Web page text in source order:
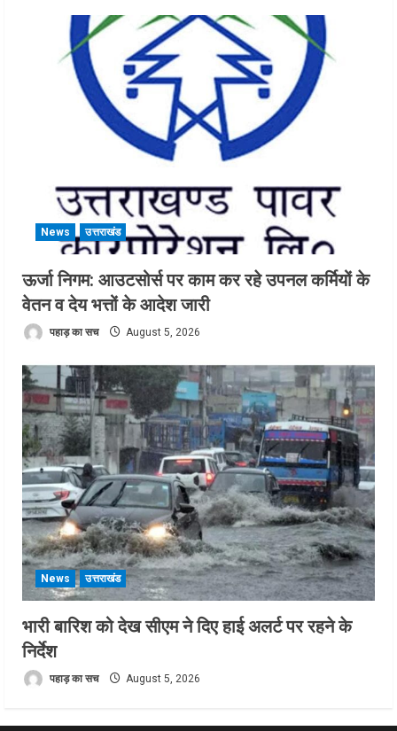
News उत्तराखंड
ऊर्जा निगम: आउटसोर्स पर काम कर रहे उपनल कर्मियों के
वेतन व देय भत्तों के आदेश जारी
पहाड़ का सच August 5, 2026
News उत्तराखंड
भारी बारिश को देख सीएम ने दिए हाई अलर्ट पर रहने के
निर्देश
पहाड़ का सच August 5, 2026